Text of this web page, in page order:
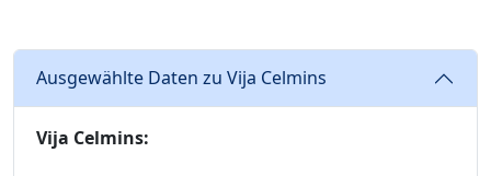
Ausgewählte Daten zu Vija Celmins
Vija Celmins: